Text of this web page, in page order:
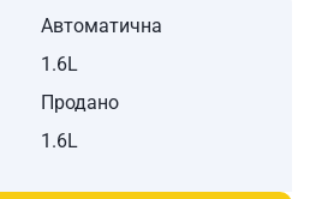
Автоматична
1.6L
Продано
1.6L